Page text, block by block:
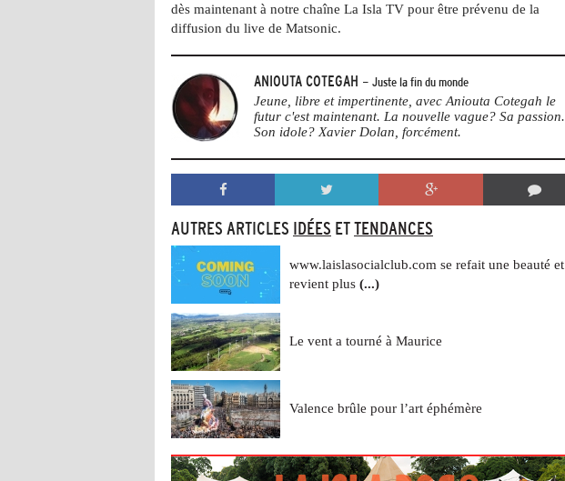
dès maintenant à notre chaîne La Isla TV pour être prévenu de la
diffusion du live de Matsonic.
ANIOUTA COTEGAH - Juste la fin du monde
Jeune, libre et impertinente, avec Aniouta Cotegah le
futur c'est maintenant. La nouvelle vague? Sa passion.
Son idole? Xavier Dolan, forcément.
AUTRES ARTICLES IDÉES ETTENDANCES
www.laislasocialclub.com se refait une beauté et
revient plus (...)
Le vent a tourné à Maurice
Valence brûle pour l’art éphémère